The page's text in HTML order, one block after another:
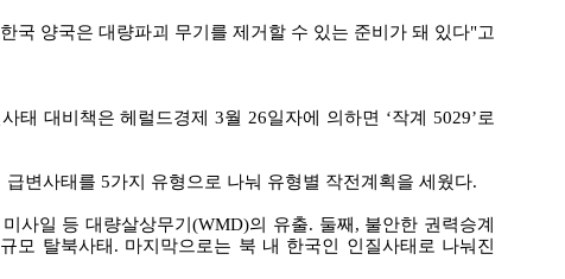
국 양국은 대량파괴 무기를 제거할 수 있는 준비가 돼 있다"고
태 대비책은 헤럴드경제 3월 26일자에 의하면 ‘작계 5029’로
급변사태를 5가지 유형으로 나눠 유형별 작전계획을 세웠다.
사일 등 대량살상무기(WMD)의 유출. 둘째, 불안한 권력승계
모 탈북사태. 마지막으로는 북 내 한국인 인질사태로 나눠진